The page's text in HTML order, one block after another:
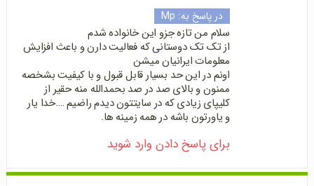
در پاسخ به: Mp
سلام من تازه جزو این خانواده شدم
از تک تک دوستانی که فعالیت دارن و باعث افزایش
معلومات ایرانیان میشن
اونم در این حد بسیار قابل قبول و با کیفیت بشخصه
ممنون و بالای صد در صد بحمدالله منه حقیر از
کلیپای زیادی که در سایتتون دیدم راضیم ….خدا یار
و یاورتون باشه در همه زمینه ها.
برای پاسخ دادن وارد شوید